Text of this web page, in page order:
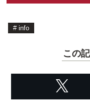
# info
この